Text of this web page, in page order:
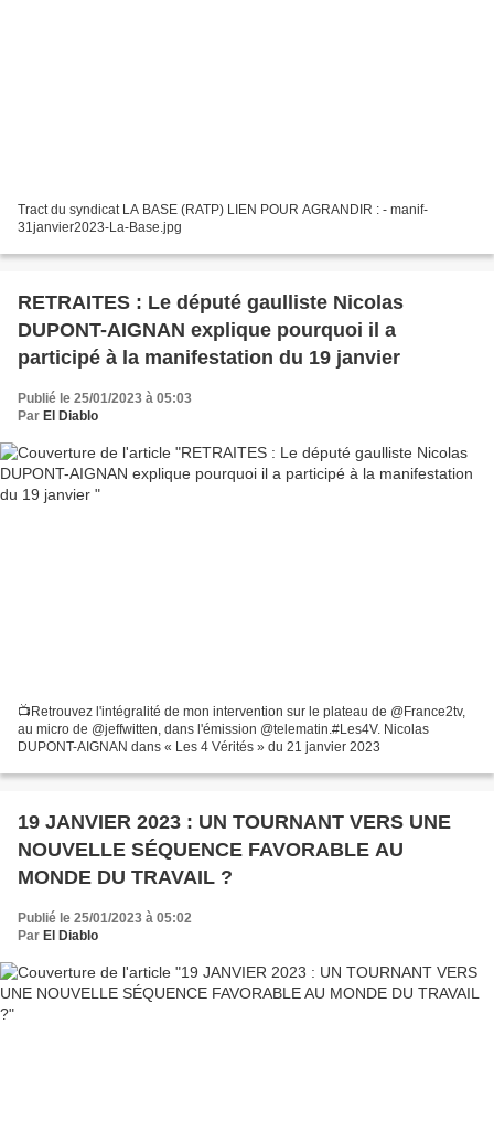
Tract du syndicat LA BASE (RATP) LIEN POUR AGRANDIR : - manif-
31janvier2023-La-Base.jpg
RETRAITES : Le député gaulliste Nicolas
DUPONT-AIGNAN explique pourquoi il a
participé à la manifestation du 19 janvier
Publié le 25/01/2023 à 05:03
Par El Diablo
📺Retrouvez l'intégralité de mon intervention sur le plateau de @France2tv,
au micro de @jeffwitten, dans l'émission @telematin.#Les4V. Nicolas
DUPONT-AIGNAN dans « Les 4 Vérités » du 21 janvier 2023
19 JANVIER 2023 : UN TOURNANT VERS UNE
NOUVELLE SÉQUENCE FAVORABLE AU
MONDE DU TRAVAIL ?
Publié le 25/01/2023 à 05:02
Par El Diablo